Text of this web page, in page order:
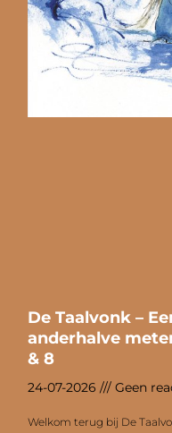
De Taalvonk –
anderhalve
& 8
24-07-2026 Geen
Welkom terug bij De